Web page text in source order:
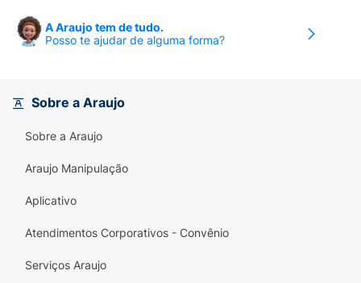
A Araujo tem de tudo.
Posso te ajudar de alguma forma?
Sobre a Araujo
Sobre a Araujo
Araujo Manipulação
Aplicativo
Atendimentos Corporativos - Convênio
Serviços Araujo